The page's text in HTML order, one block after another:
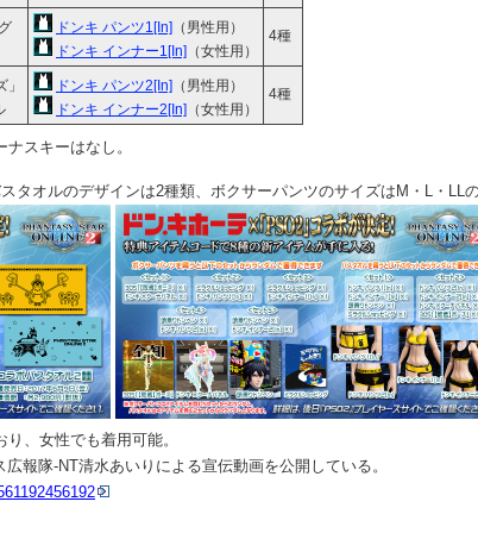
ドンキ パンツ1[In] （男性用）
ドンキ インナー1[In] （女性用）
4種
ドンキ パンツ2[In] （男性用）
ドンキ インナー2[In] （女性用）
4種
スキーはなし。
タオルのデザインは2種類、ボクサーパンツのサイズはM・L・LL
、女性でも着用可能。
報隊-NT清水あいりによる宣伝動画を公開している。